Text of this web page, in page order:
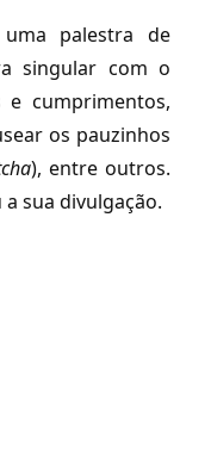
palestra de
singular com o
e cumprimentos,
os pauzinhos
), entre outros.
sua divulgação.